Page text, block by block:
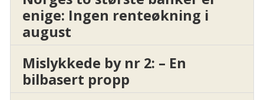
enige: Ingen renteøkning i
august
Mislykkede by nr 2: – En
bilbasert propp